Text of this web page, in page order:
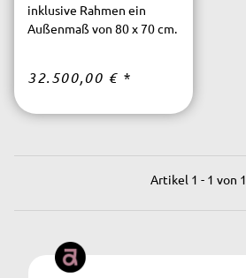
inklusive Rahmen ein
Außenmaß von 80 x 70 cm.
32.500,00 € *
Artikel 1 - 1 von 1